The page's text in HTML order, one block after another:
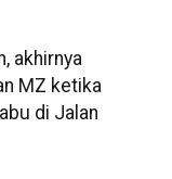
akhirnya
MZ ketika
di Jalan